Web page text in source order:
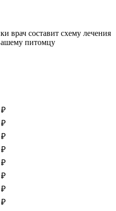
врач составит схему лечения
питомцу
₽
₽
₽
₽
₽
₽
₽
₽